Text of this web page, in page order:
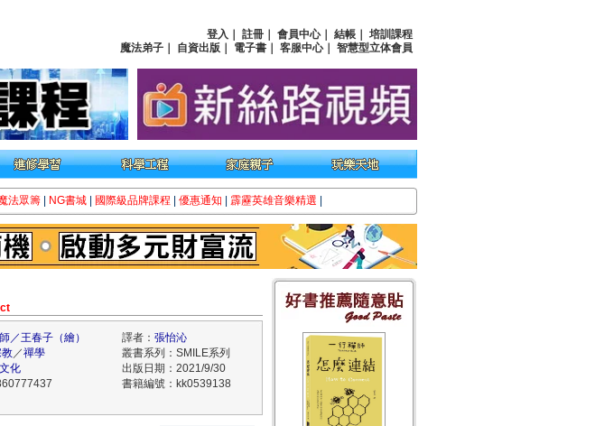
登入 註冊 會員中心｜ 結帳
培訓課程
魔法弟子
自資出版 電子書 客服中心｜ 智慧型立体會員
法眾籌 NG書城 國際級品牌課程 優惠通知 霹靂英雄音樂精選
／王春子（繪） 譯者： 張怡沁
教／禪學
叢書系列：SMILE系列
化
出版日期：2021/9/30
書籍編號：kk0539138